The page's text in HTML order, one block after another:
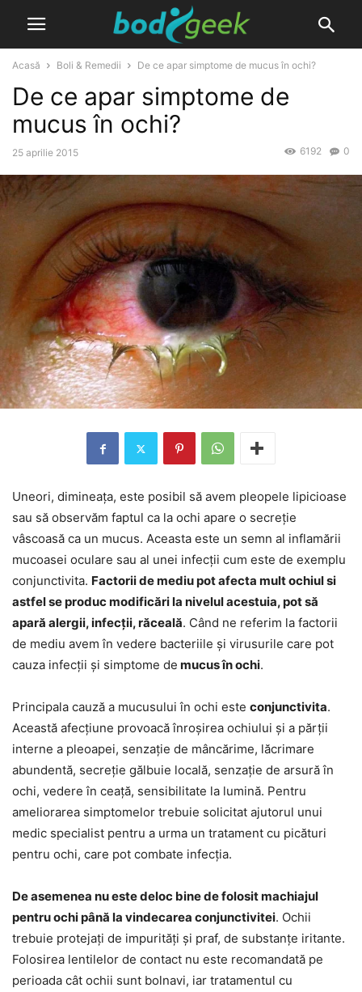
Acasă Boli & Remedii De ce apar simptome de mucus în ochi?
De ce apar simptome de
mucus în ochi?
25 aprilie 2015 0
6192
Uneori, dimineața, este posibil să avem pleopele lipicioase
sau să observăm faptul ca la ochi apare o secreție
vâscoasă ca un mucus. Aceasta este un semn al inflamării
mucoasei oculare sau al unei infecții cum este de exemplu
conjunctivita. Factorii de mediu pot afecta mult ochiul si
astfel se produc modificări la nivelul acestuia, pot să
apară alergii, infecții, răceală. Când ne referim la factorii
de mediu avem în vedere bacteriile și virusurile care pot
cauza infecții și simptome de mucus în ochi.
Principala cauză a mucusului în ochi este conjunctivita.
Această afecțiune provoacă înroșirea ochiului și a părții
interne a pleoapei, senzație de mâncărime, lăcrimare
abundentă, secreție gălbuie locală, senzație de arsură în
ochi, vedere în ceață, sensibilitate la lumină. Pentru
ameliorarea simptomelor trebuie solicitat ajutorul unui
medic specialist pentru a urma un tratament cu picături
pentru ochi, care pot combate infecția.
De asemenea nu este deloc bine de folosit machiajul
pentru ochi până la vindecarea conjunctivitei. Ochii
trebuie protejați de impurități și praf, de substanțe iritante.
Folosirea lentilelor de contact nu este recomandată pe
perioada cât ochii sunt bolnavi, iar tratamentul cu